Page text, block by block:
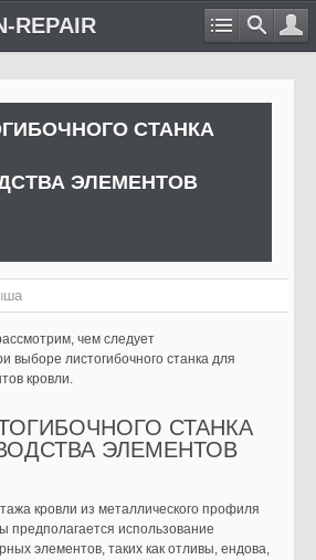
REPAIR
СТАНКА
ЭЛЕМЕНТОВ
чем следует
выборе листогибочного станка для
кровли.
СТАНКА
ЭЛЕМЕНТОВ
кровли из металлического профиля
предполагается использование
элементов, таких как отливы, ендова,